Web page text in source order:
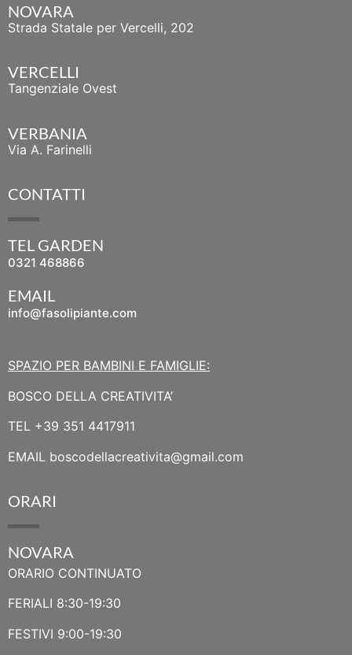
NOVARA
Strada Statale per Vercelli, 202
VERCELLI
Tangenziale Ovest
VERBANIA
Via A. Farinelli
CONTATTI
TEL GARDEN
0321 468866
EMAIL
info@fasolipiante.com
SPAZIO PER BAMBINI E FAMIGLIE:
BOSCO DELLA CREATIVITA’
TEL +39 351 4417911
EMAIL boscodellacreativita@gmail.com
ORARI
NOVARA
ORARIO CONTINUATO
FERIALI 8:30-19:30
FESTIVI 9:00-19:30